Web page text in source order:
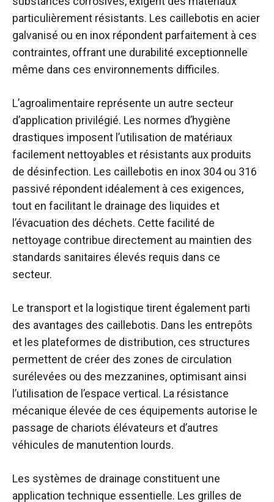
particulièrement résistants. Les caillebotis en acier
galvanisé ou en inox répondent parfaitement à ces
contraintes, offrant une durabilité exceptionnelle
même dans ces environnements difficiles.
L’agroalimentaire représente un autre secteur
d’application privilégié. Les normes d’hygiène
drastiques imposent l’utilisation de matériaux
facilement nettoyables et résistants aux produits
de désinfection. Les caillebotis en inox 304 ou 316
passivé répondent idéalement à ces exigences,
tout en facilitant le drainage des liquides et
l’évacuation des déchets. Cette facilité de
nettoyage contribue directement au maintien des
standards sanitaires élevés requis dans ce
secteur.
Le transport et la logistique tirent également parti
des avantages des caillebotis. Dans les entrepôts
et les plateformes de distribution, ces structures
permettent de créer des zones de circulation
surélevées ou des mezzanines, optimisant ainsi
l’utilisation de l’espace vertical. La résistance
mécanique élevée de ces équipements autorise le
passage de chariots élévateurs et d’autres
véhicules de manutention lourds.
Les systèmes de drainage constituent une
application technique essentielle. Les grilles de